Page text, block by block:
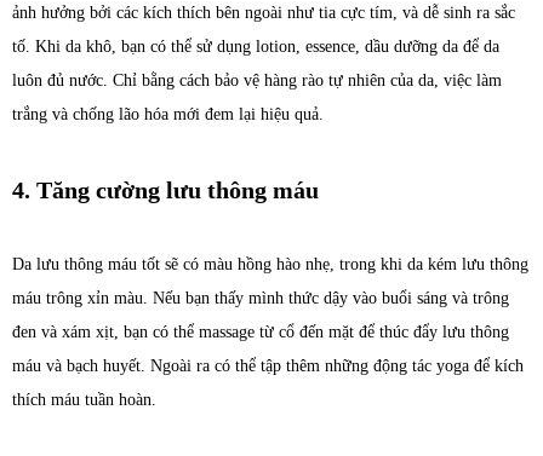
ảnh hưởng bởi các kích thích bên ngoài như tia cực tím, và dễ sinh ra sắc
tố. Khi da khô, bạn có thể sử dụng lotion, essence, dầu dưỡng da để da
luôn đủ nước. Chỉ bằng cách bảo vệ hàng rào tự nhiên của da, việc làm
trắng và chống lão hóa mới đem lại hiệu quả.
4. Tăng cường lưu thông máu
Da lưu thông máu tốt sẽ có màu hồng hào nhẹ, trong khi da kém lưu thông
máu trông xỉn màu. Nếu bạn thấy mình thức dậy vào buổi sáng và trông
đen và xám xịt, bạn có thể massage từ cổ đến mặt để thúc đẩy lưu thông
máu và bạch huyết. Ngoài ra có thể tập thêm những động tác yoga để kích
thích máu tuần hoàn.